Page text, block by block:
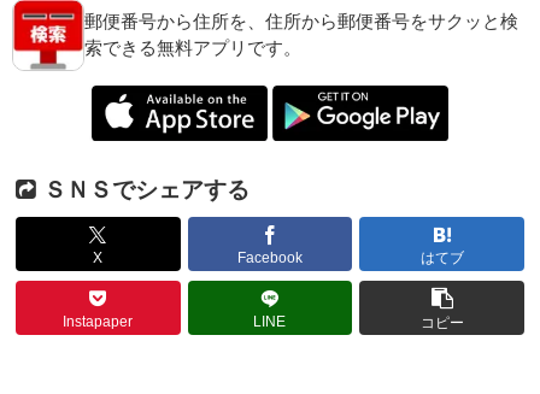
郵便番号から住所を、住所から郵便番号をサクッと検
索できる無料アプリです。
ＳＮＳでシェアする
X Facebook はてブ
Instapaper LINE コピー